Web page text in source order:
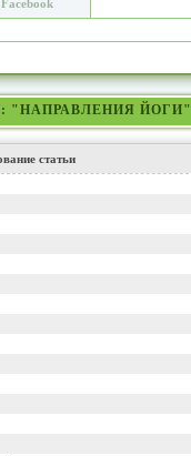
Facebook
"НАПРАВЛЕНИЯ ЙОГИ"
статьи